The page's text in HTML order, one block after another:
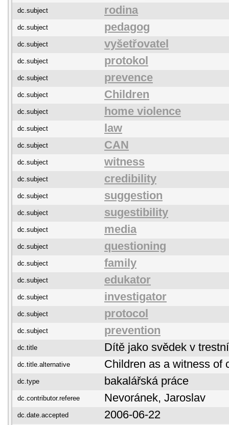
dc.subject rodina
dc.subject pedagog
dc.subject vyšetřovatel
dc.subject protokol
dc.subject prevence
dc.subject Children
dc.subject home violence
dc.subject law
dc.subject CAN
dc.subject witness
dc.subject credibility
dc.subject suggestion
dc.subject sugestibility
dc.subject media
dc.subject questioning
dc.subject family
dc.subject edukator
dc.subject investigator
dc.subject protocol
dc.subject prevention
dc.title Dítě jako svědek v
dc.title.alternative Children as a witness of
dc.type bakalářská práce
dc.contributor.referee Nevoránek, Jaroslav
dc.date.accepted 2006-06-22